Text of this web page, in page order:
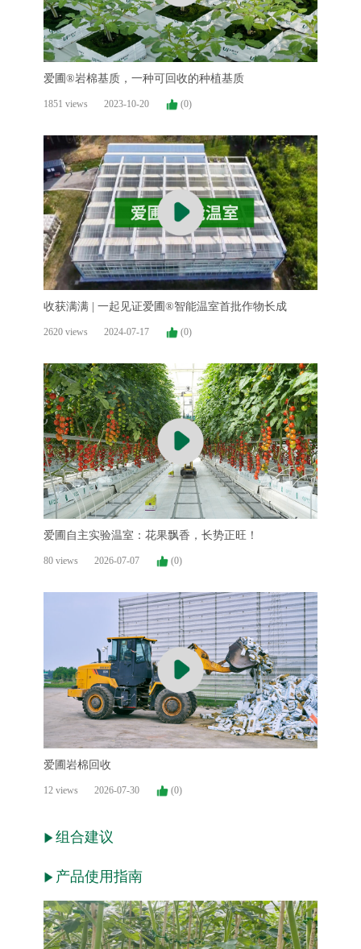
爱圃®岩棉基质，一种可回收的种植基质
1851 views 2023-10-20 (0)
收获满满 | 一起见证爱圃®智能温室首批作物长成
2620 views 2024-07-17 (0)
爱圃自主实验温室：花果飘香，长势正旺！
80 views 2026-07-07 (0)
爱圃岩棉回收
12 views 2026-07-30 (0)
组合建议
产品使用指南